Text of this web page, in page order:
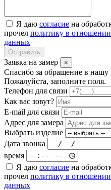
Я даю согласие на
прочел политику в
данных
Отправить
Заявка на замер ×
Спасибо за обращение в
Пожалуйста, заполните поля.
Телефон для связи
Как вас зовут?
E-mail для связи
Адрес для замера
Выбрать изделие
Дата звонка
время
Я даю согласие на
прочел политику в
данных